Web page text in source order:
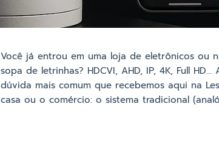
Você já entrou em uma loja de eletrônicos ou
sopa de letrinhas? HDCVI, AHD, IP, 4K, Full
dúvida mais comum que recebemos aqui na
casa ou o comércio: o sistema tradicional